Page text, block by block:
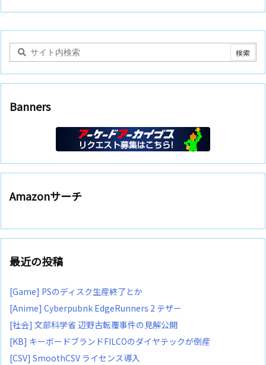
Banners
Amazonサーチ
最近の投稿
[Game] PSのディスク生産終了とか
[Anime] Cyberpubnk EdgeRunners 2 テザー
[社会] 文部科学省 辺野古転覆事件の見解公開
[KB] キーボードブランドFILCOのダイヤテックが倒産
[CSV] SmoothCSV ライセンス導入